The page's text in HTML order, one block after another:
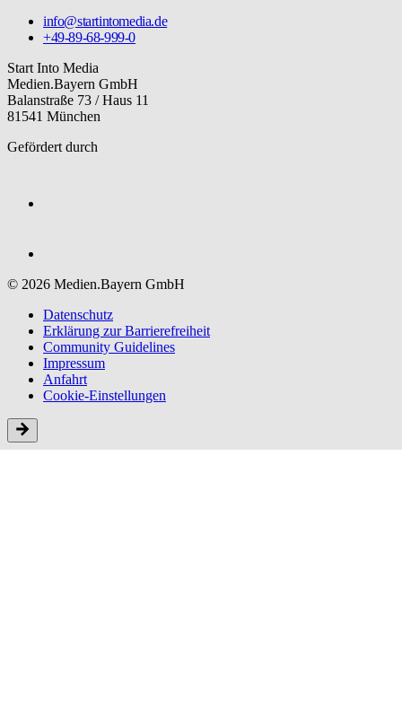
info@startintomedia.de
+49-89-68-999-0
Start Into Media
Medien.Bayern GmbH
Balanstraße 73 / Haus 11
81541 München
Gefördert durch
© 2026 Medien.Bayern GmbH
Datenschutz
Erklärung zur Barriere­freiheit
Community Guidelines
Impressum
Anfahrt
Cookie-Einstellungen